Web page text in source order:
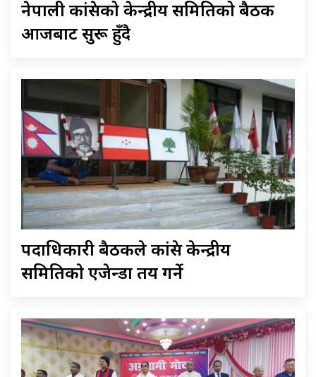
नेपाली कांग्रेसको केन्द्रीय समितिको बैठक
आजबाट सुरू हुँदै
पदाधिकारी बैठकले कांग्रेस केन्द्रीय
समितिकाे एजेन्डा तय गर्ने